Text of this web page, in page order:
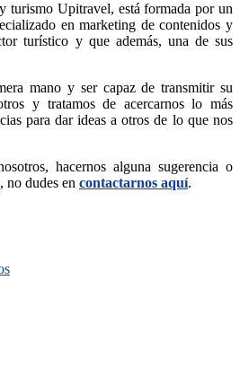
turismo Upitravel, está formada por un
en marketing de contenidos y
turístico y que además, una de sus
mano y ser capaz de transmitir su
y tratamos de acercarnos lo más
para dar ideas a otros de lo que nos
hacernos alguna sugerencia o
no dudes en contactarnos aquí.